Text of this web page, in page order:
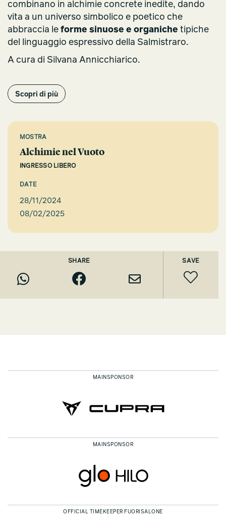
combinano in alchimie concrete inedite, dando
vita a un universo simbolico e poetico che
abbraccia le forme sinuose e organiche tipiche
del linguaggio espressivo della Salmistraro.
A cura di Silvana Annicchiarico.
Scopri di più
MOSTRA
Alchimie nel Vuoto
INGRESSO LIBERO
DATE
28/11/2024
08/02/2025
SHARE SAVE
MAINSPONSOR
MAINSPONSOR
OFFICIAL TIMEKEEPER FUORISALONE